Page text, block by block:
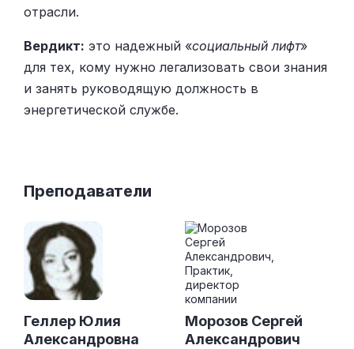
отрасли.
Вердикт: это надежный «социальный лифт»
для тех, кому нужно легализовать свои знания
и занять руководящую должность в
энергетической службе.
Преподаватели
Геллер Юлия
Александровна
Морозов Сергей
Александрович